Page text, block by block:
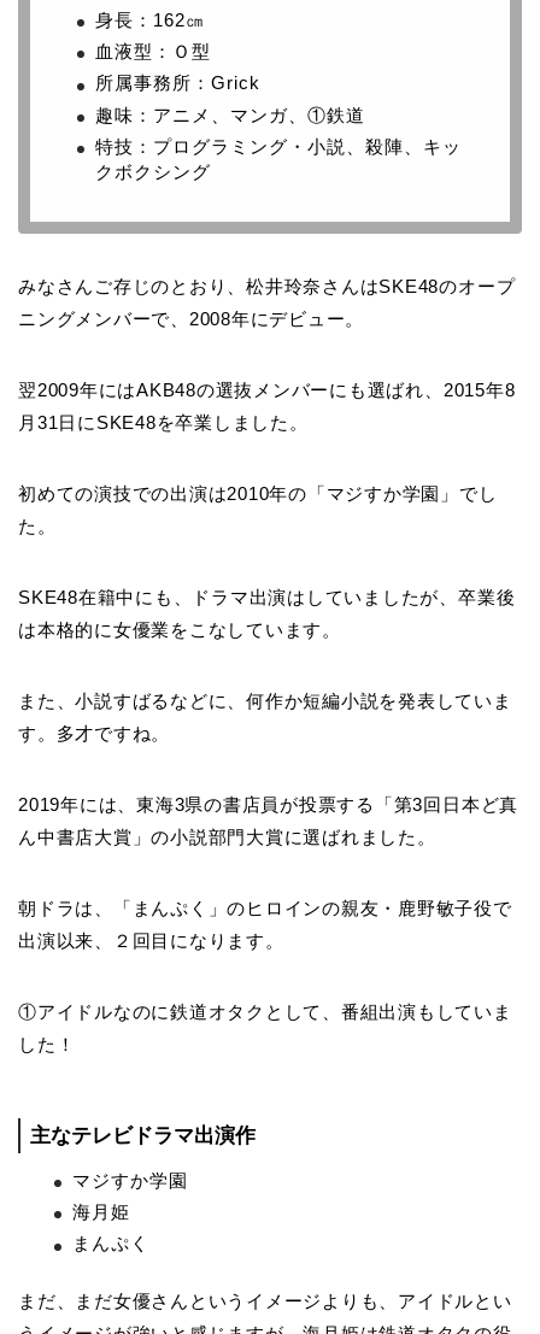
身長：162㎝
血液型：Ｏ型
所属事務所：Grick
趣味：アニメ、マンガ、①鉄道
特技：プログラミング・小説、殺陣、キッ
クボクシング
みなさんご存じのとおり、松井玲奈さんはSKE48のオープ
ニングメンバーで、2008年にデビュー。
翌2009年にはAKB48の選抜メンバーにも選ばれ、2015年8
月31日にSKE48を卒業しました。
初めての演技での出演は2010年の「マジすか学園」でし
た。
SKE48在籍中にも、ドラマ出演はしていましたが、卒業後
は本格的に女優業をこなしています。
また、小説すばるなどに、何作か短編小説を発表していま
す。多才ですね。
2019年には、東海3県の書店員が投票する「第3回日本ど真
ん中書店大賞」の小説部門大賞に選ばれました。
朝ドラは、「まんぷく」のヒロインの親友・鹿野敏子役で
出演以来、２回目になります。
①アイドルなのに鉄道オタクとして、番組出演もしていま
した！
主なテレビドラマ出演作
マジすか学園
海月姫
まんぷく
まだ、まだ女優さんというイメージよりも、アイドルとい